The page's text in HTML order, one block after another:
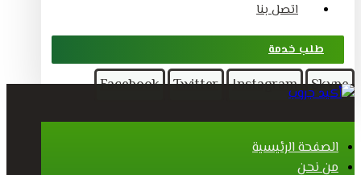
اتصل بنا
طلب خدمة
Facebook Twitter Instagram Skype
الصفحة الرئيسية
من نحن